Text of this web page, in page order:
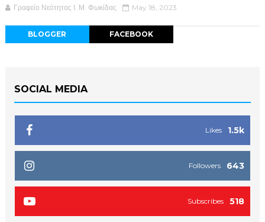
Γραφείο Νεότητας Ι. Μ. Φωκίδας May 18, 2023
BLOGGER FACEBOOK
SOCIAL MEDIA
1.5k
Likes
643
Followers
518
Subscribes